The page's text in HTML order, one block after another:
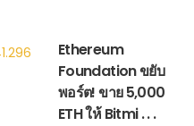
Ethereum
Foundation ขยับ
พอร์ต! ขาย 5,000
ETH ให้ Bitmi . . .